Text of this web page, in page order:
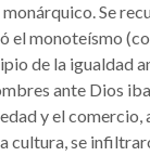
Se
el monoteísmo
de la igualdad
ante Dios
y el
cultura, se